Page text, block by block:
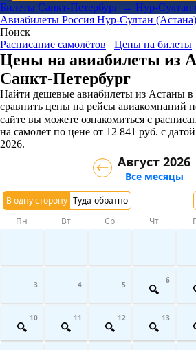
Билеты Санкт-Петербург → Нур-Султан
Авиабилеты Россия Нур-Султан (Астана)
Поиск
Расписание самолётов
Цены на билеты
Цены на авиабилеты из
Санкт-Петербург
Найти дешевые авиабилеты из Астаны в
сравнить цены на рейсы авиакомпаний
сайте вы можете ознакомиться с
на самолет по цене от 12 841 руб. с
2026.
В одну сторону Туда-обратно
Август 2026
Все месяцы
Пн Вт Ср Чт
3 4 5 6
10 11 12 13